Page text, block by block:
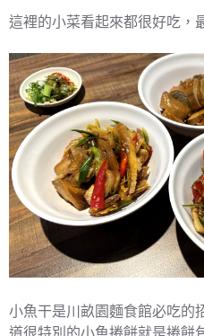
這裡的小菜看起來都很好吃，
小魚干是川畝園麵食館必吃的
道很特別的小魚捲餅就是捲餅